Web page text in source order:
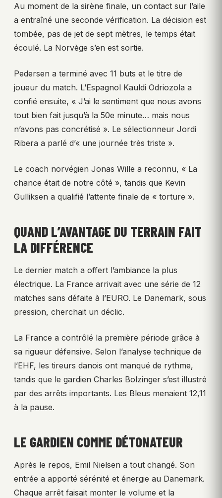
Au moment de la sirène finale, un contact sur l’aile
a entraîné une seconde vérification. La décision est
tombée, pas de jet de sept mètres, le temps était
écoulé. La Norvège s’en est sortie.
Pedersen a terminé avec 11 buts et le titre de
joueur du match. L’Espagnol Kauldi Odriozola a
confié ensuite, « J’ai le sentiment que nous avons
tout bien fait jusqu’à la 50e minute… mais nous
n’avons pas concrétisé ». Le sélectionneur Jordi
Ribera a parlé d’« une journée très triste ».
Le coach norvégien Jonas Wille a reconnu, « La
chance était de notre côté », tandis que Kevin
Gulliksen a qualifié l’attente finale de « torture ».
QUAND L’AVANTAGE DU TERRAIN FAIT
LA DIFFÉRENCE
Le dernier match a offert l’ambiance la plus
électrique. La France arrivait avec une série de 12
matches sans défaite à l’EURO. Le Danemark, sous
pression, cherchait un déclic.
La France a contrôlé la première période grâce à
sa rigueur défensive. Selon l’analyse technique de
l’EHF, les tireurs danois ont manqué de rythme,
tandis que le gardien Charles Bolzinger s’est illustré
par des arrêts importants. Les Bleus menaient 12,11
à la pause.
LE GARDIEN COMME DÉTONATEUR
Après le repos, Emil Nielsen a tout changé. Son
entrée a apporté sérénité et énergie au Danemark.
Chaque arrêt faisait monter le volume et la